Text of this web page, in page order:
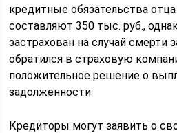
кредитные обязательства
составляют 350 тыс. руб.,
застрахован на случай смерти
обратился в страховую
положительное решение о
задолженности.
Кредиторы могут заявить о